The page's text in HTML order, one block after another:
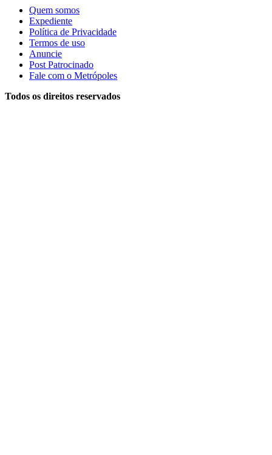
Quem somos
Expediente
Política de Privacidade
Termos de uso
Anuncie
Post Patrocinado
Fale com o Metrópoles
Todos os direitos reservados